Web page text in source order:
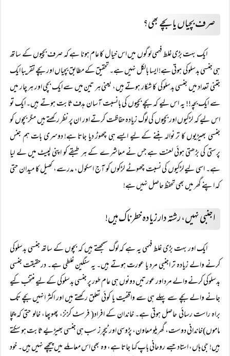
صرف بچیاں یا بچے بھی؟
ایک بہت بڑی غلط فہمی لوگوں میں اس خیال کا عام ہونا ہے کہ صرف بچیوں کے ساتھ
ہی جنسی بدسلوکی ہوتی ہے! ایسا بالکل نہیں ہے۔ تحقیق کے مطابق بچیاں اور بچے تقریبا ایک
جتنی تعداد میں جنسی بدسلوکی کا شکار ہوتے ہیں، یعنی ہر تین میں سے ایک بچی اور ہر چار میں
سے ایک بچہ!! یہ اس لیے کہ بچے بچیوں کی بانسبت آسان ہدف ثابت ہوتے ہیں۔ ایک تو
اس لیے کہ لڑکیوں اور بچیوں کی لوگ زیادہ حفاظت کرتے اور ان پر نظر رکھتے ہیں مگر بچوں کو
جنسی بھیڑیوں کا تر نوالہ بننے کے لیے ایسے ہی چھوڑ دیا جاتا ہے! دوسری بات ہم جنس
پرستی کی بڑھتی ہوئی لعنت ہے جس نے معاشرے کے ہر طبقے کو اپنی لپیٹ میں لے لیا
ہے۔ اسی لیے لڑکیوں کی نسبت چھوٹے لڑکوں کو آج اسکول، مدرسے، کھیل کا میدان حتی
کہ اپنے گھر میں بھی تحفظ حاصل نہیں ہے!
اجنبی نہیں، رشتہ دار زیادہ خطرناک ہیں!
ایک اور بہت بڑی غلط فہمی یہ ہے کہ لوگ سمجھتے ہیں کہ بچوں کے ساتھ جنسی بدسلوکی
کرنے والے زیادہ تر اجنبی مرد یا عورت ہوتے ہیں۔ یہ سنگین غلطی ہے۔ درحقیقت جنسی
بدسلوکی کرنے والے مرد اور عورتیں دونوں ہی عام طور پر جنسی بدسلوکی کے لیے منتخب کیے
جانے والے بچے سے پہلے ہی سے واقفیت یا کوئی تعلق رکھتے ہیں اور اکثر انہیں بچے تک
براہ راست رسائی حاصل ہوتی ہے۔ خاندان کے افراد( فرسٹ کزنز، پھوپھا، خالو حتی کہ چچا
ماموں)خاندانی دوست، گھریلو معاون، پڑوسی اور ٹیچرز سب ہی جنسی بھیڑیے ثابت ہو سکتے
ہیں! جی ہاں، استاد جسے روحانی باپ کہا جاتا ہے، وہ بھی اس معاملے میں پیچھے نہیں ہیں۔ خود